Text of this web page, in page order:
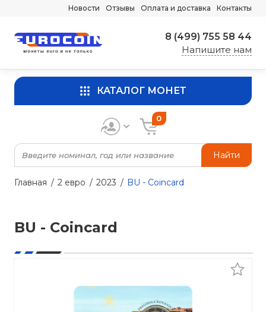
Новости Отзывы Оплата и доставка Контакты
8 (499) 755 58 44
Напишите нам
КАТАЛОГ МОНЕТ
Найти
0
Главная 2 евро 2023 BU - Coincard
BU - Coincard